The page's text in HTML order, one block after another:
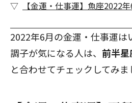
【金運・仕事運】魚座2022
2022年6月の金運・仕事運は
調子が気になる人は、 前半
と合わせてチェックしてみま